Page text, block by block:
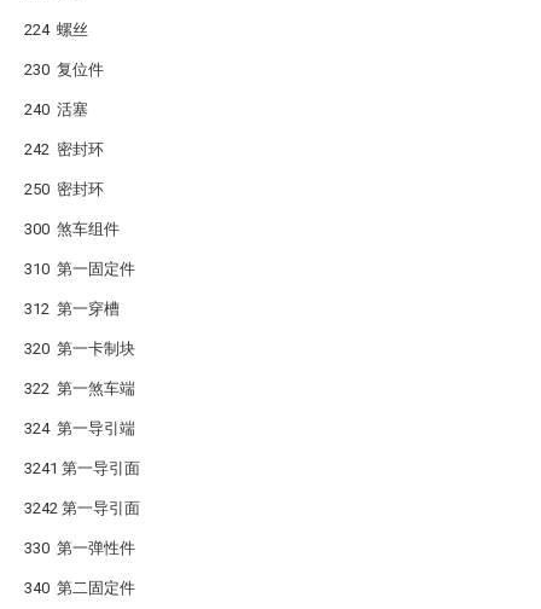
224 螺丝
230 复位件
240 活塞
242 密封环
250 密封环
300 煞车组件
310 第一固定件
312 第一穿槽
320 第一卡制块
322 第一煞车端
324 第一导引端
3241 第一导引面
3242 第一导引面
330 第一弹性件
340 第二固定件